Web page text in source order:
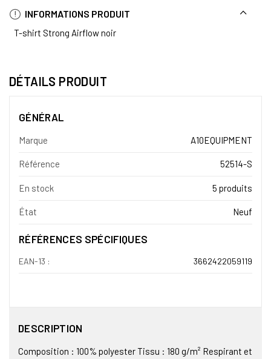
INFORMATIONS PRODUIT
T-shirt Strong Airflow noir
DÉTAILS PRODUIT
GÉNÉRAL
Marque A10EQUIPMENT
Référence 52514-S
En stock 5 produits
État Neuf
RÉFÉRENCES SPÉCIFIQUES
EAN-13 : 3662422059119
DESCRIPTION
Composition : 100% polyester Tissu : 180 g/m² Respirant et